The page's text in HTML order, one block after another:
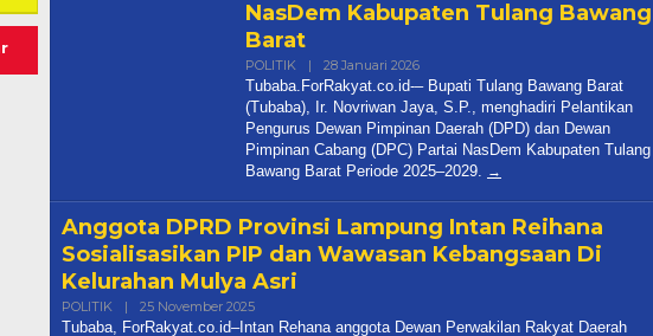
R
Tubaba.ForRakyat.co.id-– Bupati Tulang Bawang Barat
(Tubaba), Ir. Novriwan Jaya, S.P., menghadiri Pelantikan
Pengurus Dewan Pimpinan Daerah (DPD) dan Dewan
Pimpinan Cabang (DPC) Partai NasDem Kabupaten Tulang
Bawang Barat Periode 2025–2029.
Anggota DPRD Provinsi Lampung Intan Reihana
Sosialisasikan PIP dan Wawasan Kebangsaan Di
Kelurahan Mulya Asri
POLITIK | 25 November 2025 Oleh
R
R
Tubaba, ForRakyat.co.id–Intan Rehana anggota Dewan Perwakilan Rakyat Daerah
(DPRD) Provinsi Lampung. dari fraksi Partai Gerindra, daerah pemilihan (dapil) VI yang
meliputi Tulang Bawang (Tuba), Tulang Bawang Barat (Tubaba), dan Mesuji,